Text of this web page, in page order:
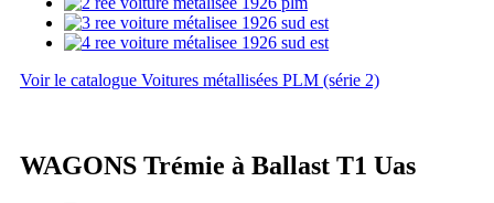
Voir le catalogue Voitures métallisées PLM (série 2)
WAGONS Trémie à Ballast T1 Uas